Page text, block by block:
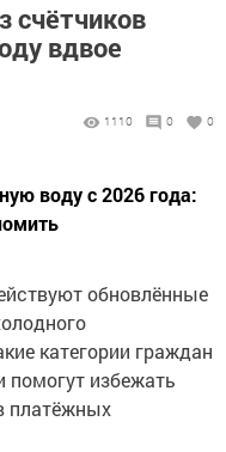
счётчиков
вдвое
1110 0 0
воду с 2026 года:
обновлённые
категории граждан
помогут избежать
платёжных